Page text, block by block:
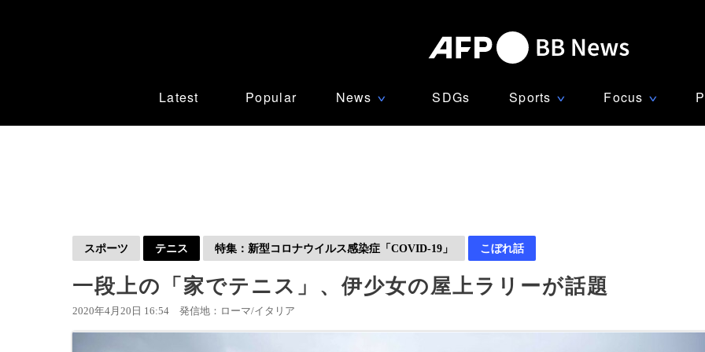
Latest Popular News ∨ SDGs Sports ∨ Focus ∨
スポーツ テニス 特集：新型コロナウイルス感染症「COVID-19」 こぼれ話
一段上の「家でテニス」、伊少女の屋上ラリーが話題
2020年4月20日 16:54 発信地：ローマ/イタリア